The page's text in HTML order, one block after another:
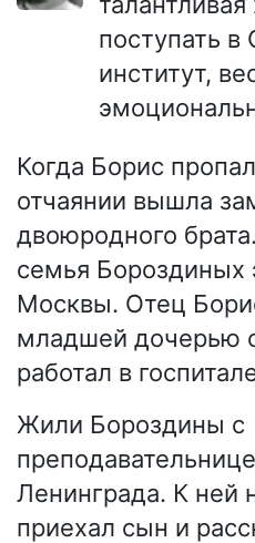
поступать в
институт,
Когда Борис
отчаянии вышла
двоюродного
семья Бороздиных
Москвы. Отец
младшей дочерью
работал в
Жили Бороздины с
Ленинграда. К ней
приехал сын и